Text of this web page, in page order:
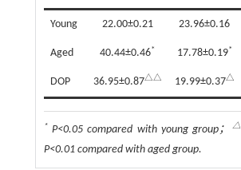
Young 22.00±0.21 23.96±0.16
Aged 40.44±0.46* 17.78±0.19*
DOP 36.95±0.87△△ 19.99±0.37△
* P<0.05 compared with young group； △
P<0.01 compared with aged group.